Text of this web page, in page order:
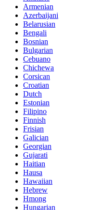
Armenian
Azerbaijani
Belarusian
Bengali
Bosnian
Bulgarian
Cebuano
Chichewa
Corsican
Croatian
Dutch
Estonian
Filipino
Finnish
Frisian
Galician
Georgian
Gujarati
Haitian
Hausa
Hawaiian
Hebrew
Hmong
Hungarian